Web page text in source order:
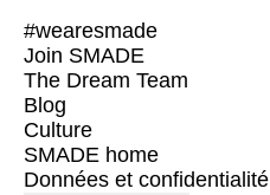
#wearesmade
Join SMADE
The Dream Team
Blog
Culture
SMADE home
Données et confidentialité